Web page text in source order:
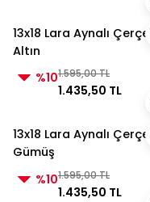
13x18 Lara Aynalı
Altın
%101.595,00 TL
1.435,50 TL
13x18 Lara Aynalı
Gümüş
%101.595,00 TL
1.435,50 TL